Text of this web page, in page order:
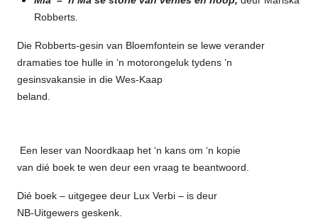
Robberts.
Die Robberts-gesin van Bloemfontein se lewe verander
dramaties toe hulle in ‘n motorongeluk tydens ’n
gesinsvakansie in die Wes-Kaap
beland.
Een leser van Noordkaap het ‘n kans om ‘n kopie
van dié boek te wen deur een vraag te beantwoord.
Dié boek – uitgegee deur Lux Verbi – is deur
NB-Uitgewers geskenk.